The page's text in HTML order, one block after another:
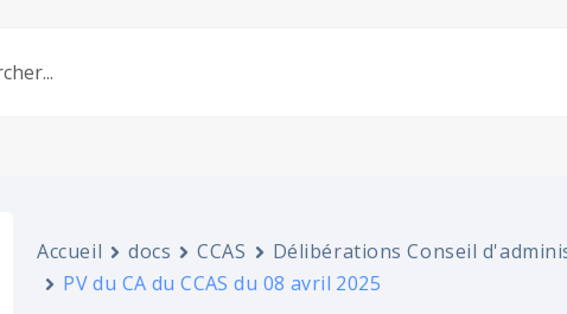
Accueil docs CCAS Délibérations Conseil
PV du CA du CCAS du 08 avril 2025